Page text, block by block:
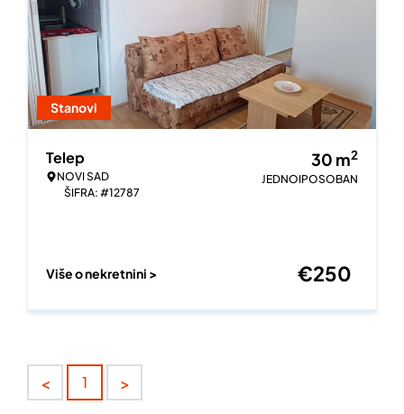
Stanovi
Telep
NOVI SAD
ŠIFRA: #12787
30 m2
JEDNOIPOSOBAN
Više o nekretnini > €250
< 1 >